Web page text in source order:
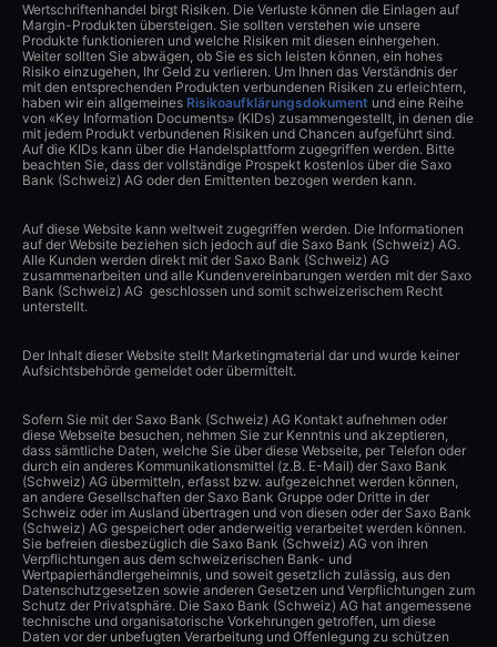
Wertschriftenhandel birgt Risiken. Die Verluste können die Einlagen auf
Margin-Produkten übersteigen. Sie sollten verstehen wie unsere
Produkte funktionieren und welche Risiken mit diesen einhergehen.
Weiter sollten Sie abwägen, ob Sie es sich leisten können, ein hohes
Risiko einzugehen, Ihr Geld zu verlieren. Um Ihnen das Verständnis der
mit den entsprechenden Produkten verbundenen Risiken zu erleichtern,
haben wir ein allgemeines Risikoaufklärungsdokument und eine Reihe
von «Key Information Documents» (KIDs) zusammengestellt, in denen die
mit jedem Produkt verbundenen Risiken und Chancen aufgeführt sind.
Auf die KIDs kann über die Handelsplattform zugegriffen werden. Bitte
beachten Sie, dass der vollständige Prospekt kostenlos über die Saxo
Bank (Schweiz) AG oder den Emittenten bezogen werden kann.
Auf diese Website kann weltweit zugegriffen werden. Die Informationen
auf der Website beziehen sich jedoch auf die Saxo Bank (Schweiz) AG.
Alle Kunden werden direkt mit der Saxo Bank (Schweiz) AG
zusammenarbeiten und alle Kundenvereinbarungen werden mit der Saxo
Bank (Schweiz) AG geschlossen und somit schweizerischem Recht
unterstellt.
Der Inhalt dieser Website stellt Marketingmaterial dar und wurde keiner
Aufsichtsbehörde gemeldet oder übermittelt.
Sofern Sie mit der Saxo Bank (Schweiz) AG Kontakt aufnehmen oder
diese Webseite besuchen, nehmen Sie zur Kenntnis und akzeptieren,
dass sämtliche Daten, welche Sie über diese Webseite, per Telefon oder
durch ein anderes Kommunikationsmittel (z.B. E-Mail) der Saxo Bank
(Schweiz) AG übermitteln, erfasst bzw. aufgezeichnet werden können,
an andere Gesellschaften der Saxo Bank Gruppe oder Dritte in der
Schweiz oder im Ausland übertragen und von diesen oder der Saxo Bank
(Schweiz) AG gespeichert oder anderweitig verarbeitet werden können.
Sie befreien diesbezüglich die Saxo Bank (Schweiz) AG von ihren
Verpflichtungen aus dem schweizerischen Bank- und
Wertpapierhändlergeheimnis, und soweit gesetzlich zulässig, aus den
Datenschutzgesetzen sowie anderen Gesetzen und Verpflichtungen zum
Schutz der Privatsphäre. Die Saxo Bank (Schweiz) AG hat angemessene
technische und organisatorische Vorkehrungen getroffen, um diese
Daten vor der unbefugten Verarbeitung und Offenlegung zu schützen